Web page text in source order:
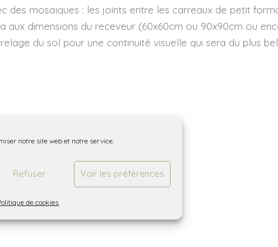
notre site web et notre service.
Refuser Voir les préférences
de cookies
des mosaïques : les joints entre les carreaux de petit
dimensions du receveur (60x60cm ou 90x90cm ou
du sol pour une continuité visuelle qui sera du plus